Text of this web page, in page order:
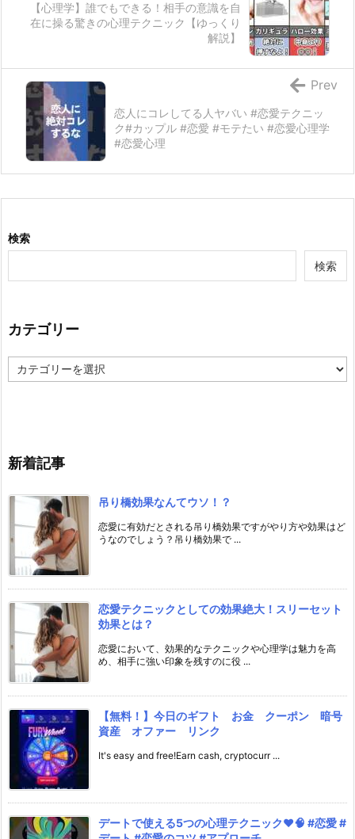
【心理学】誰でもできる！相手の意識を自
在に操る驚きの心理テクニック【ゆっくり
解説】
恋人にコレしてる人ヤバい #恋愛テクニッ
ク#カップル #恋愛 #モテたい #恋愛心理学
#恋愛心理
Prev
検索
検索
カテゴリー
テ
新着記事
吊り橋効果なんてウソ！？
恋愛に有効だとされる吊り橋効果ですがやり方や効果はど
うなのでしょう？吊り橋効果で ...
恋愛テクニックとしての効果絶大！スリーセット
効果とは？
恋愛において、効果的なテクニックや心理学は魅力を高
め、相手に強い印象を残すのに役 ...
【無料！】今日のギフト お金 クーポン 暗号
資産 オファー リンク
It's easy and free!Earn cash, cryptocurr ...
デートで使える5つの心理テクニック❤️🧠 #恋愛 #